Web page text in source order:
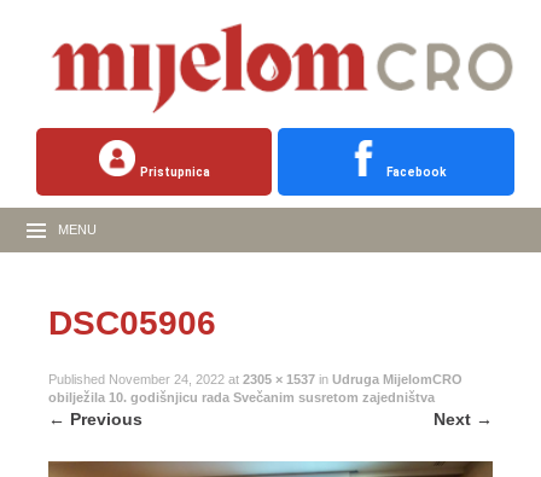
Pristupnica Facebook
MENU
DSC05906
Published November 24, 2022 at 2305 × 1537 in Udruga MijelomCRO
obilježila 10. godišnjicu rada Svečanim susretom zajedništva
← Previous Next →